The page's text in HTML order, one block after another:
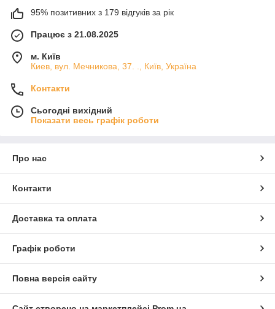
95% позитивних з 179 відгуків за рік
Працює з 21.08.2025
м. Київ
Киев, вул. Мечникова, 37. ., Київ, Україна
Контакти
Сьогодні вихідний
Показати весь графік роботи
Про нас
Контакти
Доставка та оплата
Графік роботи
Повна версія сайту